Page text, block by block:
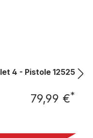
4 - Pistole 12525
79,99 €*